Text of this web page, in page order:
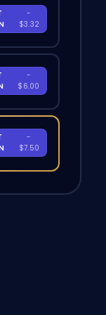
-
$3.32
-
$6.00
-
$7.50